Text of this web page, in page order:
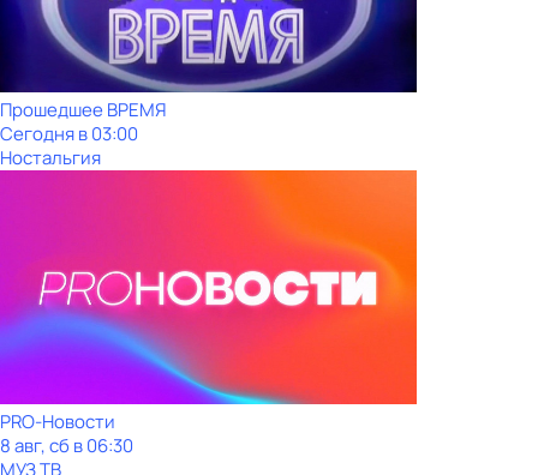
Прошедшее ВРЕМЯ
Сегодня в 03:00
Ностальгия
PRO-Новости
8 авг, сб в 06:30
МУЗ ТВ